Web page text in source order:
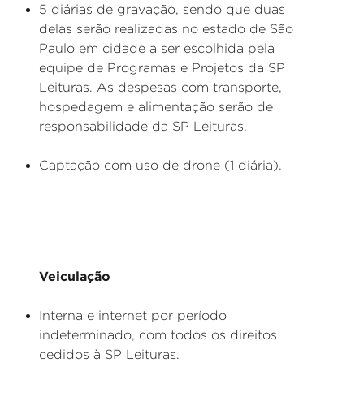
5 diárias de gravação, sendo que duas
delas serão realizadas no estado de São
Paulo em cidade a ser escolhida pela
equipe de Programas e Projetos da SP
Leituras. As despesas com transporte,
hospedagem e alimentação serão de
responsabilidade da SP Leituras.
Captação com uso de drone (1 diária).
Veiculação
Interna e internet por período
indeterminado, com todos os direitos
cedidos à SP Leituras.